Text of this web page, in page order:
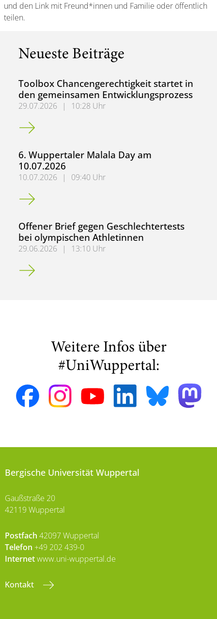
und den Link mit Freund*innen und Familie oder öffentlich
teilen.
Neueste Beiträge
Toolbox Chancengerechtigkeit startet in
den gemeinsamen Entwicklungsprozess
29.07.2026 |
10:28 Uhr
Toolbox Chancengerechtigkeit startet in den
6. Wuppertaler Malala Day am
10.07.2026
10.07.2026 |
09:40 Uhr
6. Wuppertaler Malala Day am 10.07.2026
Offener Brief gegen Geschlechtertests
bei olympischen Athletinnen
29.06.2026 |
13:10 Uhr
Offener Brief gegen Geschlechtertests bei olympischen
Weitere Infos über
#UniWuppertal:
Bergische Universität Wuppertal
Gaußstraße 20
42119 Wuppertal
Postfach 42097 Wuppertal
Telefon +49 202 439-0
Internetwww.uni-wuppertal.de
Kontakt